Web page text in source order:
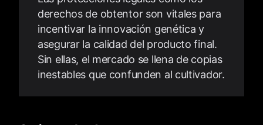
derechos de obtentor son vitales para
incentivar la innovación genética y
asegurar la calidad del producto final.
Sin ellas, el mercado se llena de copias
inestables que confunden al cultivador.